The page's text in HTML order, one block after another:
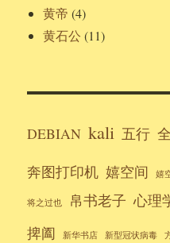
黄帝 (4)
黄石公 (11)
DEBIAN kali 五行
奔图打印机 嬉空间 嬉
将之过也 帛书老子 心理
捭阖 新华书店 新型冠状病毒